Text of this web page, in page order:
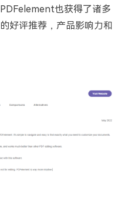
也获得了诸多
好评推荐，产品影响力和